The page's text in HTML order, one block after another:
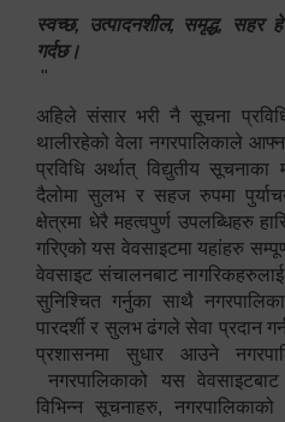
स्वच्छ, उत्पादनशील, समृद्ध, सहर
गर्दछ।
"
अहिले संसार भरी नै सूचना
थालीरहेको वेला नगरपालिकाले
प्रविधि अर्थात् विद्युतीय सूचनाका
दैलोमा सुलभ र सहज रुपमा
क्षेत्रमा धेरै महत्वपुर्ण उपलब्धिहरु
गरिएको यस वेवसाइटमा यहांहरु
वेवसाइट संचालनबाट
सुनिश्चित गर्नुका साथै
पारदर्शी र सुलभ ढंगले सेवा प्रदान
प्रशासनमा सुधार आउने
नगरपालिकाको यस
विभिन्न सूचनाहरु, नगरपालिकाको